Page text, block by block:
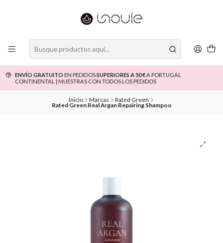
ENVÍO GRATUITO EN PEDIDOSSUPERIORES A 50 €A PORTUGAL
CONTINENTAL | MUESTRAS CON TODOS LOS PEDIDOS
Inicio Marcas Rated Green
Rated Green Real Argan Repairing Shampoo